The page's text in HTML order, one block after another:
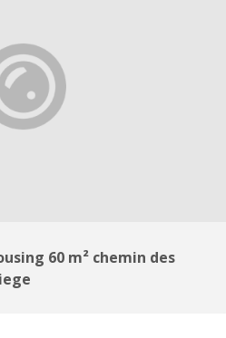
60 m² chemin des